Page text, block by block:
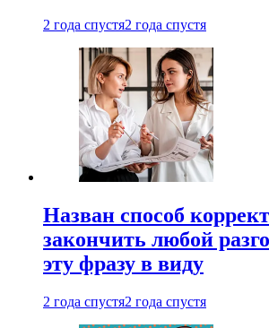
2 года спустя2 года спустя
Назван способ
закончить любой
эту фразу в виду
2 года спустя2 года спустя